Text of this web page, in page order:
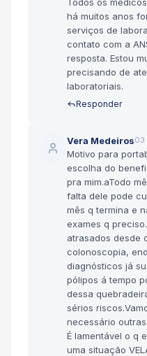
há muitos anos
serviços de
contato com a
resposta. Estou
precisando de
laboratoriais.
Responder
Vera Medeiros03
Motivo para
escolha do
pra mim.aTodo
falta dele pode
mês q termina e
exames q
atrasados desde
colonoscopia,
diagnósticos já
pólipos á tempo
dessa
sérios
necessário
É lamentável o q
uma situação